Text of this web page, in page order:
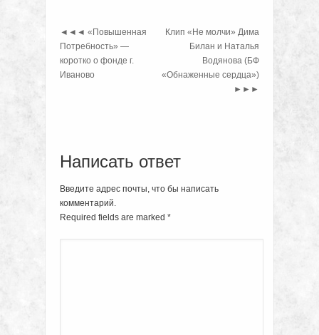
◄◄◄ «Повышенная
Потребность» —
коротко о фонде г.
Иваново
Клип «Не молчи» Дима
Билан и Наталья
Водянова (БФ
«Обнаженные сердца»)
►►►
Написать ответ
Введите адрес почты, что бы написать
комментарий.
Required fields are marked *